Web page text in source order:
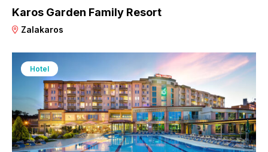
Karos Garden Family Resort
Zalakaros
Hotel